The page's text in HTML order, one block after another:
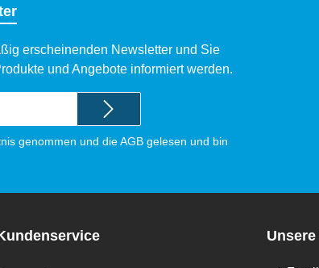
erscheinenden Newsletter und Sie
und Angebote informiert werden.
genommen und dieAGB gelesen und bin